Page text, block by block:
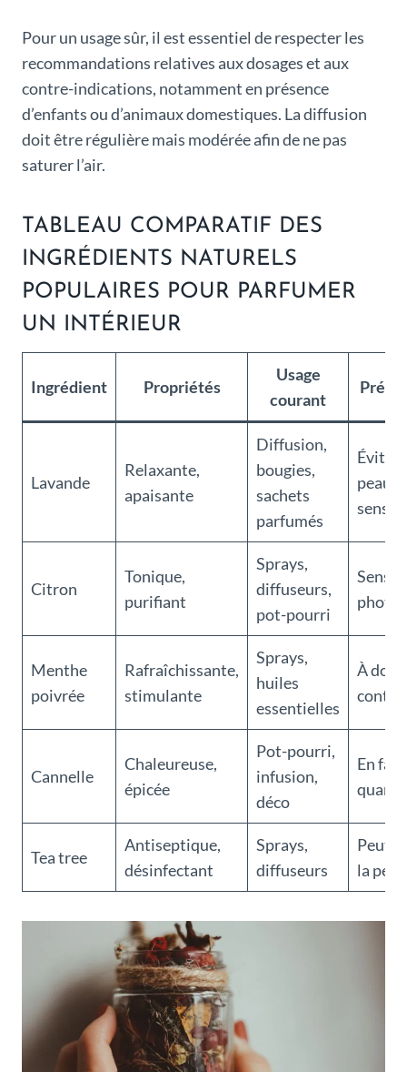
Pour un usage sûr, il est essentiel de respecter les
recommandations relatives aux dosages et aux
contre-indications, notamment en présence
d’enfants ou d’animaux domestiques. La diffusion
doit être régulière mais modérée afin de ne pas
saturer l’air.
TABLEAU COMPARATIF DES
INGRÉDIENTS NATURELS
POPULAIRES POUR PARFUMER
UN INTÉRIEUR
Ingrédient Propriétés
Usage
courant
Lavande
Relaxante,
apaisante
Diffusion,
bougies,
sachets
parfumés
Éviter
peau
Citron
Tonique,
purifiant
Sprays,
diffuseurs,
pot-pourri
photo
Menthe
poivrée
Rafraîchissante,
stimulante
Sprays,
huiles
essentielles
À dose
Cannelle
Chaleureuse,
épicée
Pot-pourri,
infusion,
déco
En
Tea tree
Antiseptique,
désinfectant
Sprays,
diffuseurs
Peut
la peau